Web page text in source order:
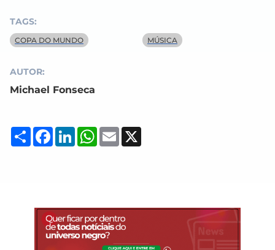
TAGS:
COPA DO MUNDO MÚSICA
AUTOR:
Michael Fonseca
Compartilhar
Facebook
LinkedInWhatsApp
Email